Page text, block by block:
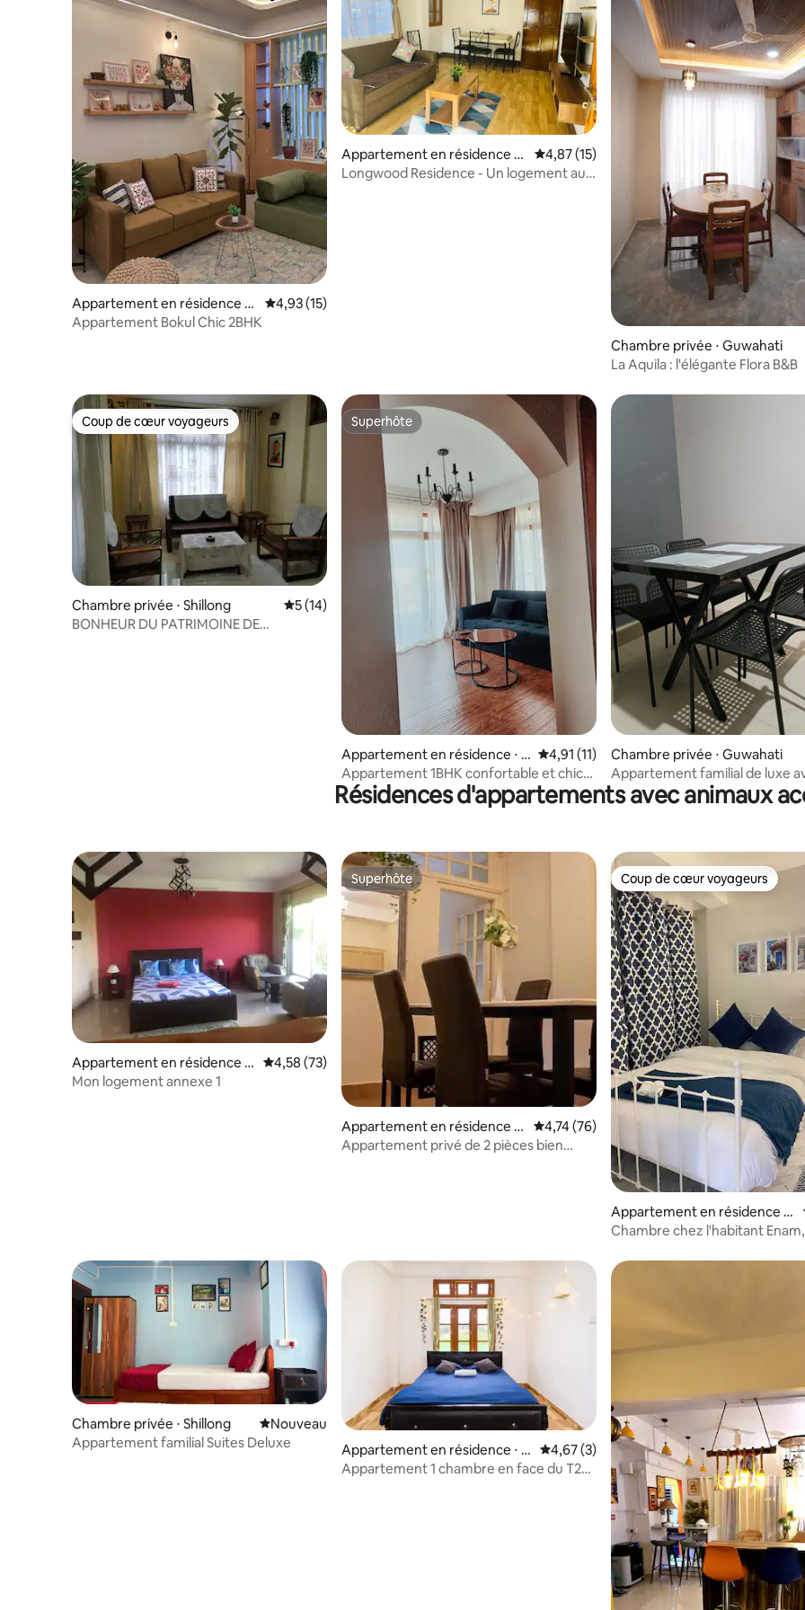
Appartement en résidence ⋅
Guwahati
Évaluation moyenne sur la base de 15 commentaires : 4,93 sur 5
4,93 (15)
Appartement Bokul Chic 2BHK
Appartement en résidence ⋅
Shillong
Évaluation moyenne sur la base de 15
4,87 (15)
Longwood Residence - Un logement au
Chambre privée ⋅ Guwahati
La Aquila : l'élégante Flora B&B
Coup de cœur voyageurs
Coup de cœur voyageurs
Chambre privée ⋅ Shillong Évaluation moyenne sur la base de 14 commentaires : 5 sur 5
5 (14)
BONHEUR DU PATRIMOINE DE
Superhôte
Superhôte
Appartement en résidence ⋅ S
hillong
Évaluation moyenne sur la base de 11
4,91 (11)
Appartement 1BHK confortable et chic
@AlaMaison
Chambre privée ⋅ Guwahati
Appartement familial de luxe
chambre double.
Résidences d'appartements avec animaux
Appartement en résidence ⋅
Shillong
Évaluation moyenne sur la base de 73 commentaires : 4,58 sur 5
4,58 (73)
Mon logement annexe 1
Superhôte
Superhôte
Appartement en résidence ⋅
Shillong
Évaluation moyenne sur la base de 76
4,74 (76)
Appartement privé de 2 pièces bien
Coup de cœur voyageurs
Coup de cœur voyageurs
Appartement en résidence ⋅
Shillong
Chambre chez l'habitant
bains commune
Chambre privée ⋅ Shillong Nouvel hébergement
Nouveau
Appartement familial Suites Deluxe
Appartement en résidence ⋅ G
uwahati
Évaluation moyenne sur la base de 3
4,67 (3)
Appartement 1 chambre en face du T2